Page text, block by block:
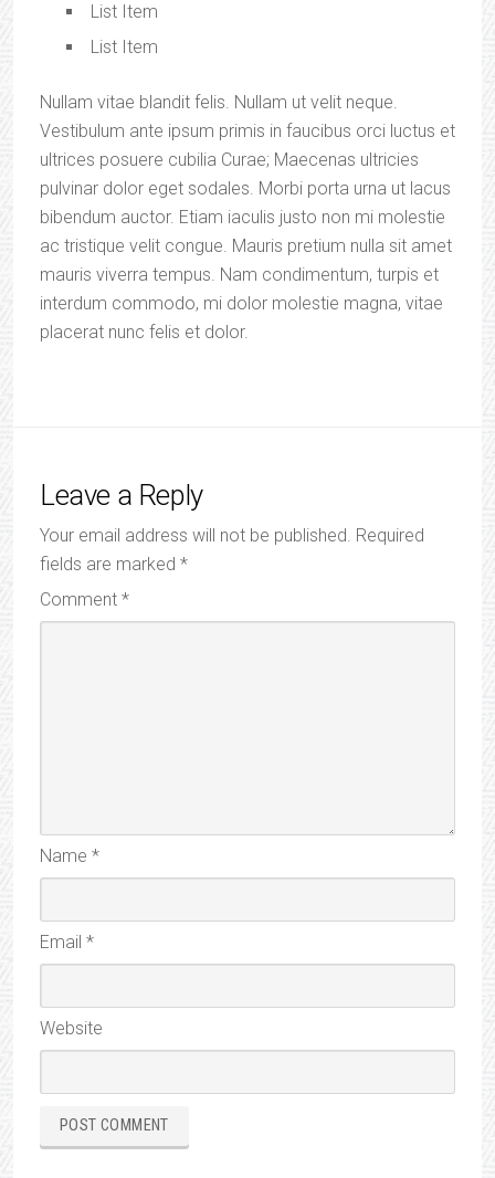
List Item
List Item
Nullam vitae blandit felis. Nullam ut velit neque.
Vestibulum ante ipsum primis in faucibus orci luctus et
ultrices posuere cubilia Curae; Maecenas ultricies
pulvinar dolor eget sodales. Morbi porta urna ut lacus
bibendum auctor. Etiam iaculis justo non mi molestie
ac tristique velit congue. Mauris pretium nulla sit amet
mauris viverra tempus. Nam condimentum, turpis et
interdum commodo, mi dolor molestie magna, vitae
placerat nunc felis et dolor.
Leave a Reply
Your email address will not be published. Required
fields are marked *
Comment *
Name *
Email *
Website